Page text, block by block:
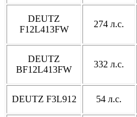
DEUTZ
F12L413FW
274 л.с.
DEUTZ
BF12L413FW
332 л.с.
DEUTZ F3L912 54 л.с.